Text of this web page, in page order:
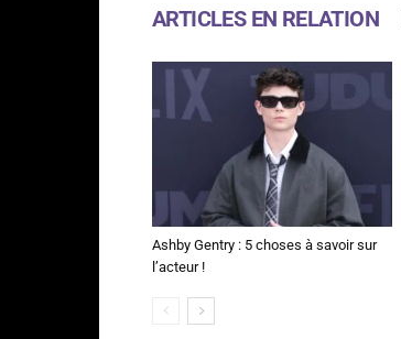
ARTICLES EN RELATION
Ashby Gentry : 5 choses à savoir sur
l’acteur !